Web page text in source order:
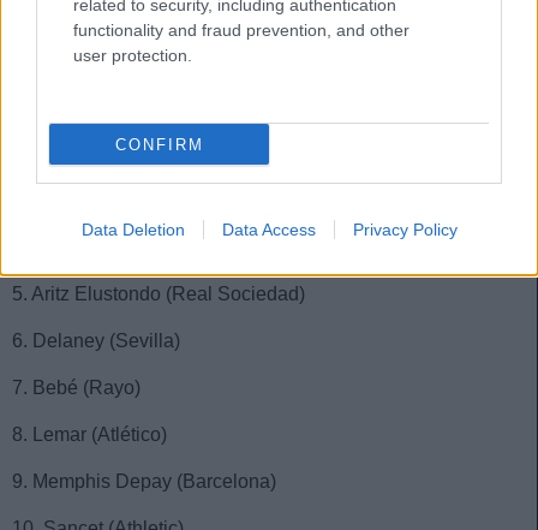
related to security, including authentication
functionality and fraud prevention, and other
user protection.
CONFIRM
Data Deletion Data Access Privacy Policy
y será baja para lo que resta de curso.
Este fue el Top 10 de más vendidos en marzo:
2. Joao Félix (Atlético)
5. Aritz Elustondo (Real Sociedad)
6. Delaney (Sevilla)
7. Bebé (Rayo)
8. Lemar (Atlético)
9. Memphis Depay (Barcelona)